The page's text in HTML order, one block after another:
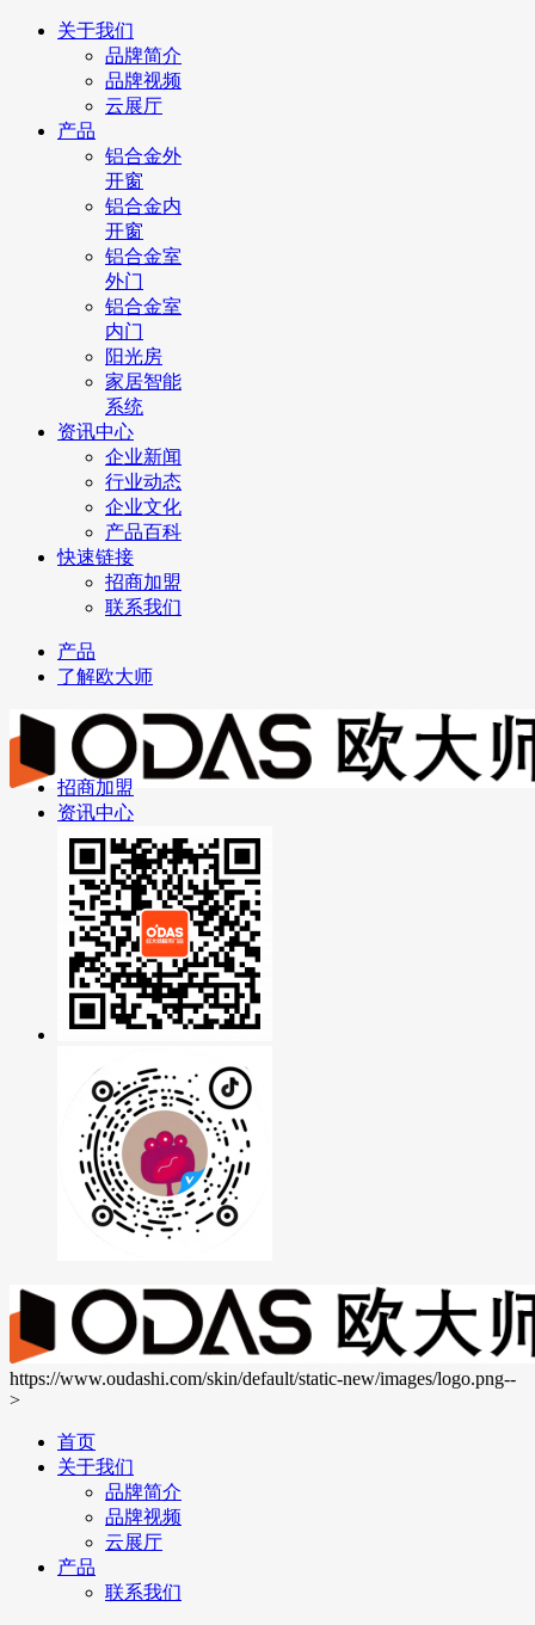
关于我们
品牌简介
品牌视频
云展厅
产品
铝合金外
开窗
铝合金内
开窗
铝合金室
外门
铝合金室
内门
阳光房
家居智能
系统
资讯中心
企业新闻
行业动态
企业文化
产品百科
快速链接
招商加盟
联系我们
产品
了解欧大师
招商加盟
资讯中心
https://www.oudashi.com/skin/default/static-new/images/logo.png--
>
首页
关于我们
品牌简介
品牌视频
云展厅
产品
联系我们